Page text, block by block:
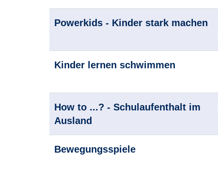
Powerkids - Kinder stark machen
Kinder lernen schwimmen
How to ...? - Schulaufenthalt im
Ausland
Bewegungsspiele